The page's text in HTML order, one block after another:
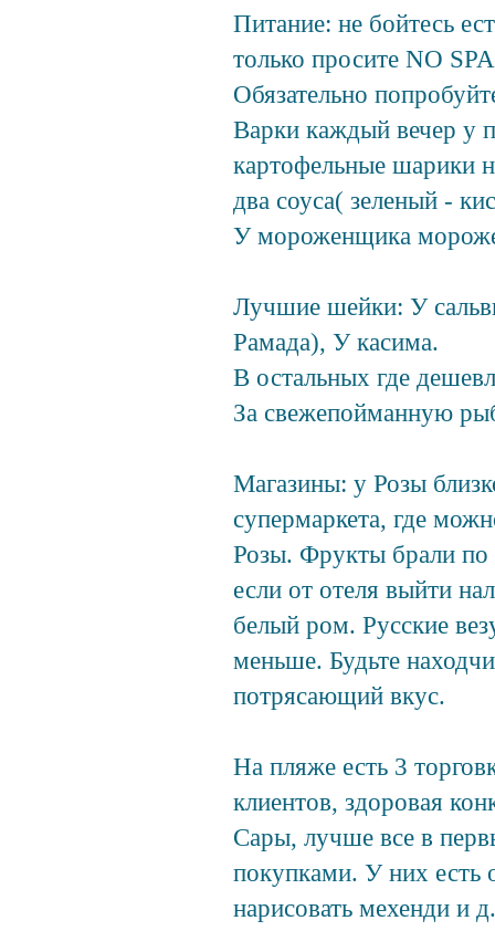
Питание: не бойтесь
только просите NO
Обязательно
Варки каждый вечер у
картофельные шарики
два соуса( зеленый -
У мороженщика
Лучшие шейки: У
Рамада), У касима.
В остальных где
За свежепойманную
Магазины: у Розы
супермаркета, где
Розы. Фрукты брали по
если от отеля выйти
белый ром. Русские
меньше. Будьте
потрясающий вкус.
На пляже есть 3
клиентов, здоровая
Сары, лучше все в
покупками. У них есть
нарисовать мехенди и